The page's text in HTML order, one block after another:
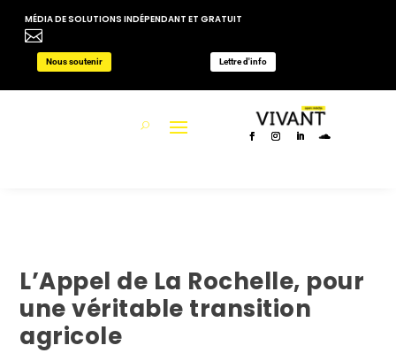
MÉDIA DE SOLUTIONS INDÉPENDANT ET GRATUIT

Nous soutenir Lettre d'info
L’Appel de La Rochelle, pour
une véritable transition
agricole